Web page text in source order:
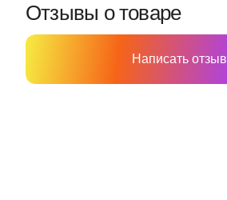
Отзывы о товаре
Написать отзыв